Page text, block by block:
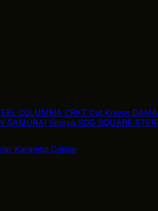
COLUMBİA CRKT Cut Knives
SAMURAI Sibirya SOG SQUARE
Karambit Çakılar